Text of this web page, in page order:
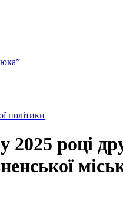
політики
році